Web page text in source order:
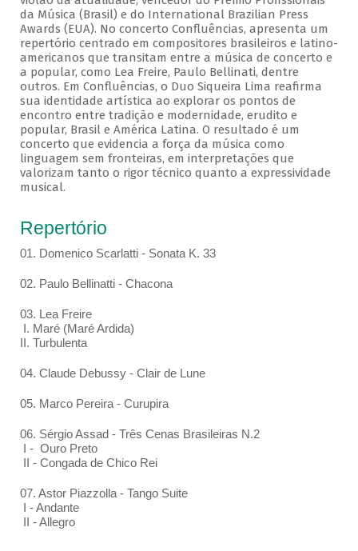
da Música (Brasil) e do International Brazilian Press
Awards (EUA). No concerto Confluências, apresenta um
repertório centrado em compositores brasileiros e latino-
americanos que transitam entre a música de concerto e
a popular, como Lea Freire, Paulo Bellinati, dentre
outros. Em Confluências, o Duo Siqueira Lima reafirma
sua identidade artística ao explorar os pontos de
encontro entre tradição e modernidade, erudito e
popular, Brasil e América Latina. O resultado é um
concerto que evidencia a força da música como
linguagem sem fronteiras, em interpretações que
valorizam tanto o rigor técnico quanto a expressividade
musical.
Repertório
01. Domenico Scarlatti - Sonata K. 33
02. Paulo Bellinatti - Chacona
03. Lea Freire
I. Maré (Maré Ardida)
II. Turbulenta
04. Claude Debussy - Clair de Lune
05. Marco Pereira - Curupira
06. Sérgio Assad - Três Cenas Brasileiras N.2
I - Ouro Preto
II - Congada de Chico Rei
07. Astor Piazzolla - Tango Suite
I - Andante
II - Allegro